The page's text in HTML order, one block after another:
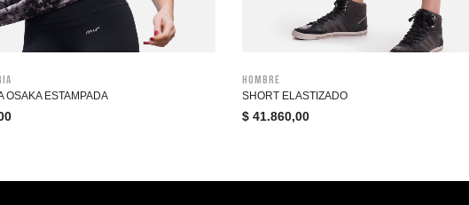
OSAKA ESTAMPADA
Hombre
SHORT ELASTIZADO
$ 41.860,00